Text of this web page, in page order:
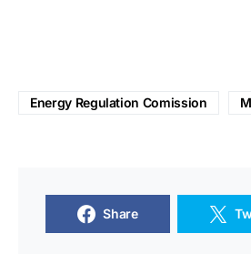
Energy Regulation Comission
Share